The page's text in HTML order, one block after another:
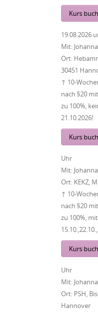
Kurs
19.08.2026
Mit:
Ort:
30451
↑ 10-
nach §20
zu 100%,
21.10.2026!
Kurs
Uhr
Mit:
Ort: KEKZ,
↑ 10-
nach §20
zu 100%,
Kurs
Uhr
Mit:
Ort: PSH,
Hannover